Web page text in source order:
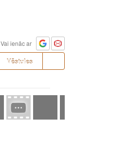
Vai ienāc ar
Vēstules